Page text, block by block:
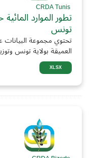
CRDA Tunis
تطور الموارد
تونس
تحتوي مجموعة البيانات
العميقة بولاية تونس
XLSX